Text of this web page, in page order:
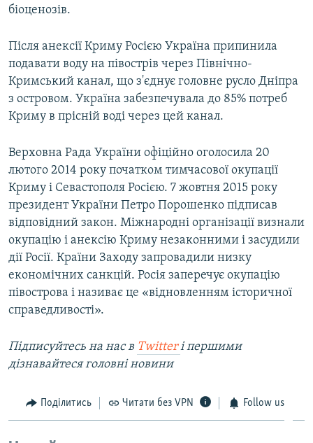
біоценозів.
Після анексії Криму Росією Україна припинила
подавати воду на півострів через Північно-
Кримський канал, що з'єднує головне русло Дніпра
з островом. Україна забезпечувала до 85% потреб
Криму в прісній воді через цей канал.
Верховна Рада України офіційно оголосила 20
лютого 2014 року початком тимчасової окупації
Криму і Севастополя Росією. 7 жовтня 2015 року
президент України Петро Порошенко підписав
відповідний закон. Міжнародні організації визнали
окупацію і анексію Криму незаконними і засудили
дії Росії. Країни Заходу запровадили низку
економічних санкцій. Росія заперечує окупацію
півострова і називає це «відновленням історичної
справедливості».
Підписуйтесь на наc в Twitterі першими
дізнавайтеся головні новини
Поділитись Читати без VPN Follow us